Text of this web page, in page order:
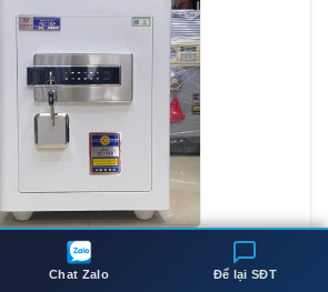
Chat Zalo Để lại SĐT
Cao 50 x Rộng 38 x Sâu 40 cm